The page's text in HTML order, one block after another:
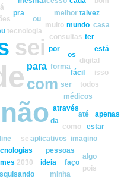
não
sei
com
para
por
tecnologia
forma
da
consultas
aplicativos
através
muito
ser
ou
os
como
melhor
pra
mundo
se
médicos
pessoas
imagino
fácil
até
digital
talvez
ter
todos
algo
faço
ideia
2030
estar
pois
casa
está
isso
minha
apenas